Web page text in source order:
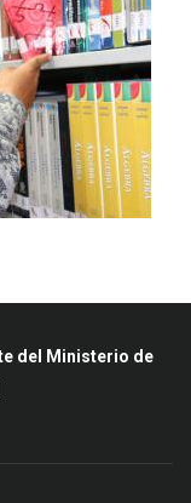
del Ministerio de